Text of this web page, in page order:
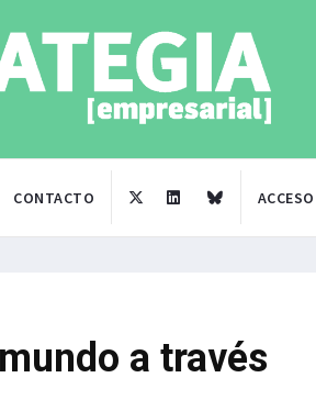
CONTACTO
a través